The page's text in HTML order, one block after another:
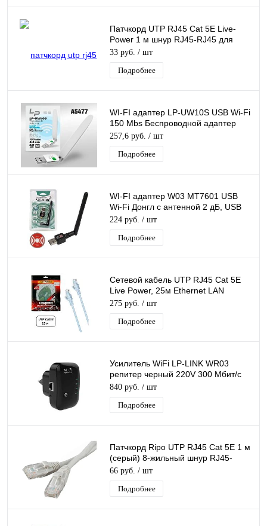
Патчкорд UTP RJ45 Cat 5E Live-
Power 1 м шнур RJ45-RJ45 для
соединения сетевых устройств
33 руб. / шт
Подробнее
WI-FI адаптер LP-UW10S USB Wi-Fi
150 Mbs Беспроводной адаптер
Донгл с антенной MTK7601
257,6 руб. / шт
Подробнее
WI-FI адаптер W03 MT7601 USB
Wi-Fi Донгл с антенной 2 дБ, USB
Адаптер WiFi antenna (1T1R)
224 руб. / шт
Подробнее
Сетевой кабель UTP RJ45 Cat 5E
Live Power, 25м Ethernet LAN
кабель патчкорд 8-жильный шнур
RJ45-RJ45
275 руб. / шт
Подробнее
Усилитель WiFi LP-LINK WR03
репитер черный 220V 300 Мбит/с
802.11B
840 руб. / шт
Подробнее
Патчкорд Ripo UTP RJ45 Cat 5E 1 м
(серый) 8-жильный шнур RJ45-
RJ45 д/соединения сетевых
устройств
66 руб. / шт
Подробнее